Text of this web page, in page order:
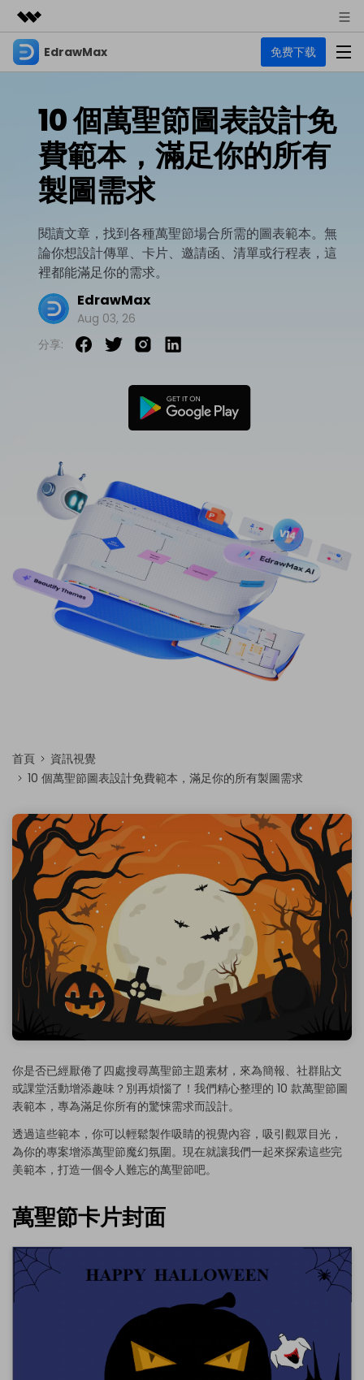
精選產品
實用工具
解決方案
關於我們
新聞中心
EdrawMax 免费下载
EdrawMax
多合一圖表軟體
EdrawMind
心智圖與腦力激盪工具
EdrawProj
專業的甘特圖工具
圖表
商業用途
流程圖
技術用途
UML
設計用途
平面圖
所有圖表類型>>
資源
EdrawMax 社區
文章内容
各種商務圖表範例 >
支援
教程
EdrawMax 教程 > EdrawMind 教程 >
支援中心
商業
EdrawMax
10 個萬聖節圖表設計免
費範本，滿足你的所有
製圖需求
閱讀文章，找到各種萬聖節場合所需的圖表範本。無
論你想設計傳單、卡片、邀請函、清單或行程表，這
裡都能滿足你的需求。
EdrawMax
Aug 03, 26
分享:
首頁
資訊視覺
10 個萬聖節圖表設計免費範本，滿足你的所有製圖需求
你是否已經厭倦了四處搜尋萬聖節主題素材，來為簡報、社群貼文
或課堂活動增添趣味？別再煩惱了！我們精心整理的 10 款萬聖節圖
表範本，專為滿足你所有的驚悚需求而設計。
透過這些範本，你可以輕鬆製作吸睛的視覺內容，吸引觀眾目光，
為你的專案增添萬聖節魔幻氛圍。現在就讓我們一起來探索這些完
美範本，打造一個令人難忘的萬聖節吧。
萬聖節卡片封面